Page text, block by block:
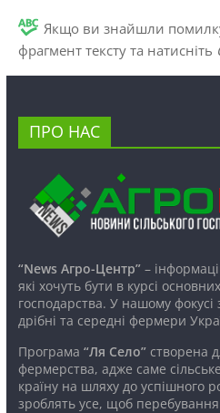
Якщо ви знайшли
фрагмент тексту та натисніть
ПРО НАС
“News Агро-Центр”–
які хочуть бути в курсі
господарства. У нашому
дрібні та середні фермери
Програма “Ля Село”створена
фермерства, адже саме
країну на шляху до успішного
зроблять усе, щоб